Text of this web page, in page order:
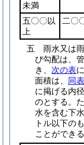
未満
五〇〇以
上
二〇
五
雨水又は
び勾配は、
き、 次の表
面積は、 同表
に掲げる内
のとする。
水を含む下
トル以下の
ことができる